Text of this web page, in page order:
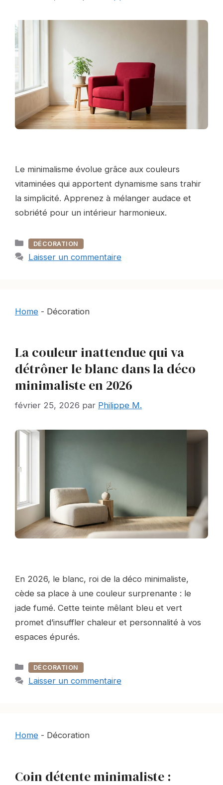
Le minimalisme évolue grâce aux couleurs
vitaminées qui apportent dynamisme sans trahir
la simplicité. Apprenez à mélanger audace et
sobriété pour un intérieur harmonieux.
Catégories
DÉCORATION
Laisser un commentaire
Home - Décoration
La couleur inattendue qui va
détrôner le blanc dans la déco
minimaliste en 2026
février 25, 2026 par Philippe M.
En 2026, le blanc, roi de la déco minimaliste,
cède sa place à une couleur surprenante : le
jade fumé. Cette teinte mêlant bleu et vert
promet d’insuffler chaleur et personnalité à vos
espaces épurés.
Catégories
DÉCORATION
Laisser un commentaire
Home - Décoration
Coin détente minimaliste :